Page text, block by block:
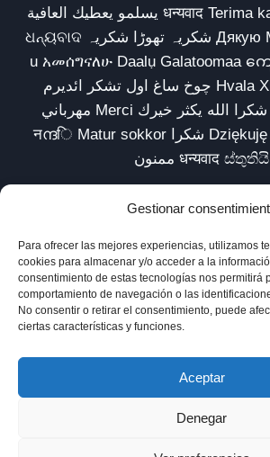
Gestionar
Para ofrecer las mejores experiencias, utilizamos
cookies para almacenar y/o acceder a la
consentimiento de estas tecnologías nos permitirá
comportamiento de navegación o las
No consentir o retirar el consentimiento, puede
ciertas características y funciones.
Aceptar
Denegar
يسلمو يعطيك العافية धन्यवाद Terima kasih ಧನ್ಯವಾದಗಳು
ଧନ୍ୟବାଦ شکریہ تھوڑا شکریہ Дякую Mulțumesc Dank
u አመሰግናለሁ Daalụ Galatoomaa
چوخ ساغ اول تشکر ائدیرم Hvala Хвала ขอบคุณ
مهرباني Merci شكرا شكرا الله يكثر خيرك Rahmat
नന്ദि Matur sokkor شكرا Dziękuję مننه Ẹ ṣé شكراً
ممنون धन्यवाद ස්තුතියි
Inicio Biblioteca Parábolas TV
Esencia
Blog
Política de
Aviso legal
Política de